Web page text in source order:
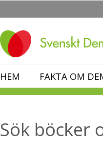
HEM FAKTA OM
Sök böcker